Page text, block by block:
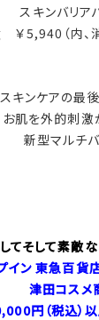
スキンバリア
￥5,940（内、
スキンケアの最
お肌を外的刺激
新型マルチ
てそして素敵
イン 東急百貨
津田コスメ
円（税込）